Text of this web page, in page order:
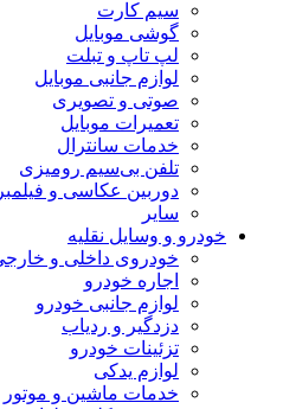
سیم کارت
گوشی موبایل
لپ تاپ و تبلت
لوازم جانبی موبایل
صوتی و تصویری
تعمیرات موبایل
خدمات سانترال
تلفن بی‌سیم رومیزی
دوربین عکاسی و فیلمبرداری
سایر
خودرو و وسایل نقلیه
خودروی داخلی و خارجی
اجاره خودرو
لوازم جانبی خودرو
دزدگیر و ردیاب
تزئینات خودرو
لوازم یدکی
خدمات ماشین و موتور